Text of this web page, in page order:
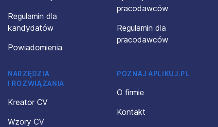
Regulamin dla
kandydatów
Powiadomienia
pracodawców
Regulamin dla
pracodawców
NARZĘDZIA
I ROZWIĄZANIA
Kreator CV
Wzory CV
POZNAJ APLIKUJ.PL
O firmie
Kontakt